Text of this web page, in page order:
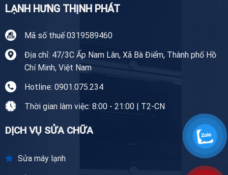
LẠNH HƯNG THỊNH PHÁT
Mã số thuế 0319589460
Địa chỉ: 47/3C Ấp Nam Lân, Xã Bà Điểm, Thành phố Hồ
Chí Minh, Việt Nam
Hotline: 0901.075.234
Thời gian làm việc: 8:00 - 21:00 | T2-CN
DỊCH VỤ SỬA CHỮA
Sửa máy lạnh